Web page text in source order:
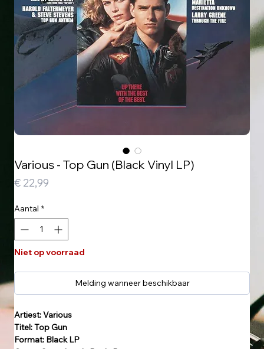
Various - Top Gun (Black Vinyl LP)
€ 22,99
Aantal *
Niet op voorraad
Melding wanneer beschikbaar
Artiest: Various
Titel: Top Gun
Format: Black LP